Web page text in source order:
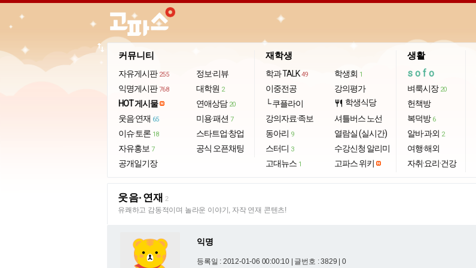
커뮤니티
자유게시판 255
익명게시판 768
HOT 게시물
웃음·연재 65
이슈·토론 18
자유홍보 7
공개일기장
정보·리뷰
대학원 2
연애상담 20
미용·패션 7
스타트업·창업
공식 오픈채팅
재학생
학과 TALK 49
이중전공
└ 쿠플라이
강의자료·족보
동아리 9
스터디 3
고대뉴스 1
학생회 1
강의평가
restaurant 학생식당
셔틀버스 노선
열람실 (실시간)
수강신청 알리미
고파스 위키
생활
sofo
벼룩시장 20
헌책방
복덕방 6
알바·과외 2
여행·해외
자취·요리·건강
import_export
웃음·연재 2
유쾌하고 감동적이며 놀라운 이야기, 자작 연재 콘텐츠!
익명
등록일 : 2012-01-06 00:00:10 | 글번호 : 3829 | 0